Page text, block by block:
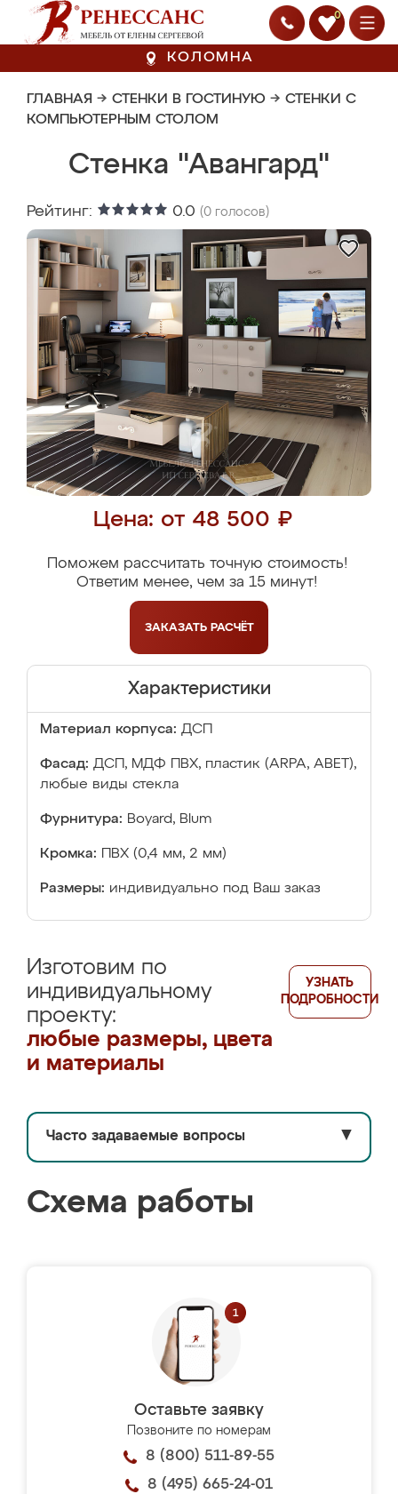
0
КОЛОМНА
ГЛАВНАЯ → СТЕНКИ В ГОСТИНУЮ → СТЕНКИ С
КОМПЬЮТЕРНЫМ СТОЛОМ
Стенка "Авангард"
Рейтинг: 0.0 (0 голосов)
Цена: от 48 500 ₽
Поможем рассчитать точную стоимость!
Ответим менее, чем за 15 минут!
ЗАКАЗАТЬ РАСЧЁТ
Характеристики
Материал корпуса: ДСП
Фасад: ДСП, МДФ ПВХ, пластик (ARPA, ABET),
любые виды стекла
Фурнитура: Boyard, Blum
Кромка: ПВХ (0,4 мм, 2 мм)
Размеры: индивидуально под Ваш заказ
Изготовим по
индивидуальному
проекту:
любые размеры, цвета
и материалы
УЗНАТЬ
ПОДРОБНОСТИ
Часто задаваемые вопросы ▼
Схема работы
Оставьте заявку
Позвоните по номерам
8 (800) 511-89-55
8 (495) 665-24-01